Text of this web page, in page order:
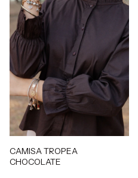
CAMISA TROPEA
CHOCOLATE